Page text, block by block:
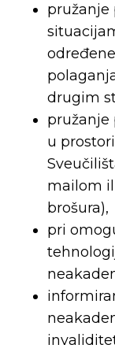
pružanje
drugim
pružanje
u
mailom
brošura),
pri